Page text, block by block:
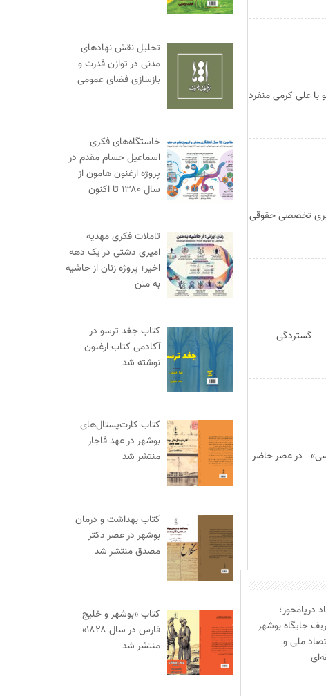
علی کرمی منفرد
خبری تخصصی حقوقی
گستردگی
در عصر حاضر
تحلیل نقش نهادهای
مدنی در توازن قدرت و
بازسازی فضای عمومی
خاستگاه‌های فکری
اسماعیل حسام مقدم در
پروژه ارغنون هامون از
سال ۱۳۸۰ تا اکنون
تاملات فکری مهدیه
امیری دشتی در یک دهه
اخیر؛ پروژه زنان از حاشیه
به متن
کتاب جغد ترسو در
آکادمی کتاب ارغنون
نوشته شد
کتاب کارت‌پستال‌های
بوشهر در عهد قاجار
منتشر شد
کتاب بهداشت و درمان
بوشهر در عصر دکتر
مصدق منتشر شد
کتاب «بوشهر و خلیج
فارس در سال ۱۸۲۸»
منتشر شد
دریامحور؛
جایگاه بوشهر
ملی و